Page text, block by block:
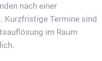
nach einer
Kurzfristige Termine sind
im Raum